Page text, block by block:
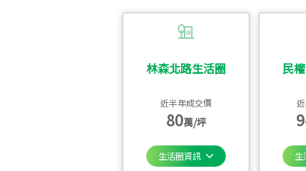
林森北路生活圈
近半年成交價
80萬/坪
生活圈資訊
民
生